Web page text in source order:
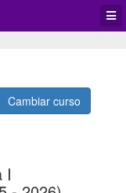
Cambiar curso
I